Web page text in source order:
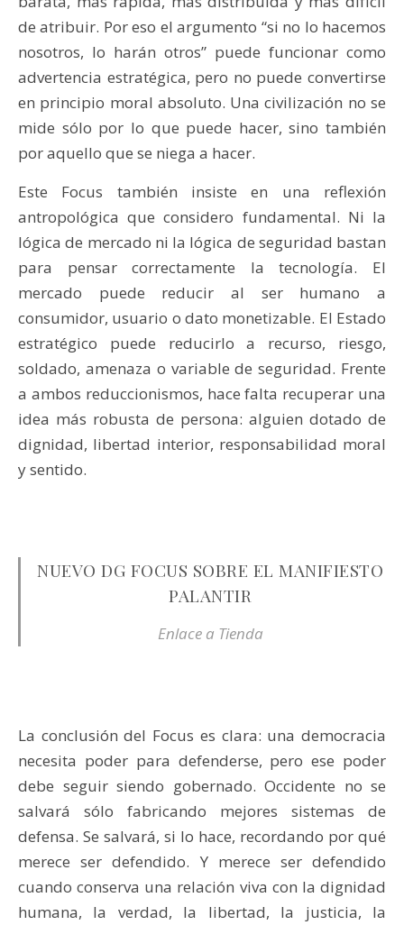
de atribuir. Por eso el argumento “si no lo hacemos
nosotros, lo harán otros” puede funcionar como
advertencia estratégica, pero no puede convertirse
en principio moral absoluto. Una civilización no se
mide sólo por lo que puede hacer, sino también
por aquello que se niega a hacer.
Este Focus también insiste en una reflexión
antropológica que considero fundamental. Ni la
lógica de mercado ni la lógica de seguridad bastan
para pensar correctamente la tecnología. El
mercado puede reducir al ser humano a
consumidor, usuario o dato monetizable. El Estado
estratégico puede reducirlo a recurso, riesgo,
soldado, amenaza o variable de seguridad. Frente
a ambos reduccionismos, hace falta recuperar una
idea más robusta de persona: alguien dotado de
dignidad, libertad interior, responsabilidad moral
y sentido.
NUEVO DG FOCUS SOBRE EL MANIFIESTO
PALANTIR
Enlace a Tienda
La conclusión del Focus es clara: una democracia
necesita poder para defenderse, pero ese poder
debe seguir siendo gobernado. Occidente no se
salvará sólo fabricando mejores sistemas de
defensa. Se salvará, si lo hace, recordando por qué
merece ser defendido. Y merece ser defendido
cuando conserva una relación viva con la dignidad
humana, la verdad, la libertad, la justicia, la